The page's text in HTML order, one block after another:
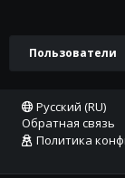
Пользователи
Русский (RU)
Обратная связь
Политика